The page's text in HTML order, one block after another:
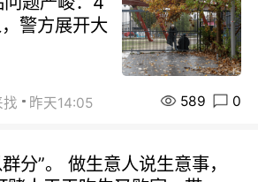
警方展开大
找 昨天14:05 589 0
分”。 做生意人说生意事，